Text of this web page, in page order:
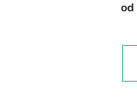
od